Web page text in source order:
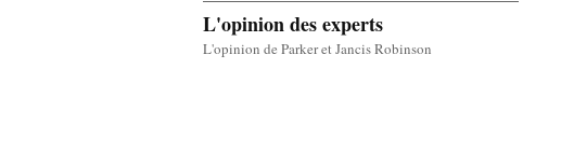
L'opinion des experts
L'opinion de Parker et Jancis Robinson